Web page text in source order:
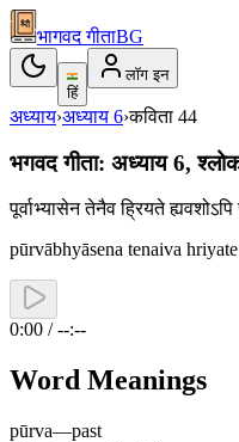
भागवद गीताBG
हिं
लॉग इन
अध्याय›अध्याय 6›कविता 44
भगवद गीता: अध्याय 6,
पूर्वाभ्यासेन तेनैव ह्रियते
pūrvābhyāsena tenaiva
0:00 / --:--
Word Meanings
pūrva—past